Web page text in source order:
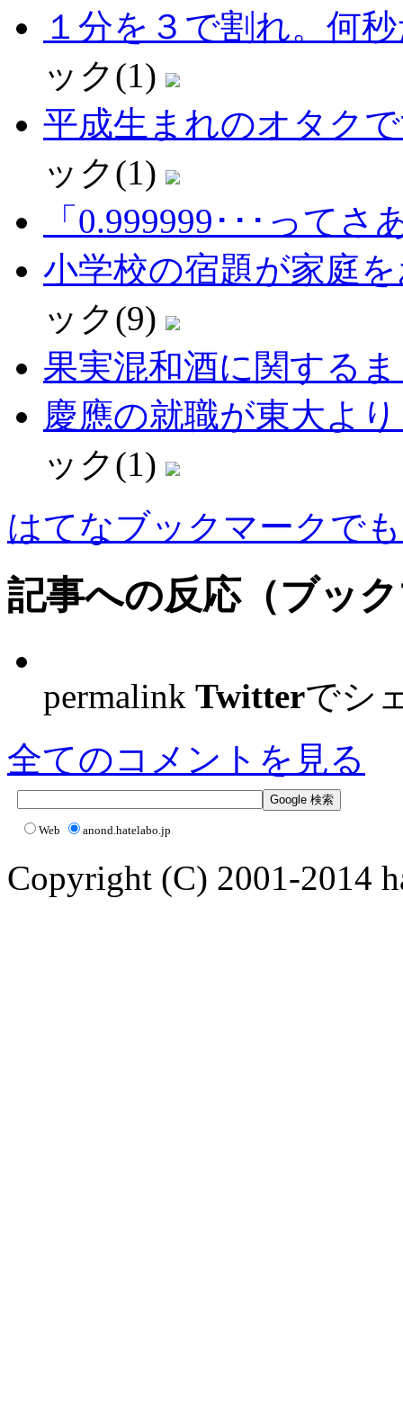
１分を３で割れ。何
ック(1)
平成生まれのオタク
ック(1)
「0.999999･･･ってさ
小学校の宿題が家庭
ック(9)
果実混和酒に関する
慶應の就職が東大よ
ック(1)
はてなブックマークで
記事への反応（ブッ
permalink Twitterでシ
全てのコメントを見る
Web anond.hatelabo.jp
Copyright (C) 2001-2014